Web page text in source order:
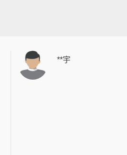
**宇